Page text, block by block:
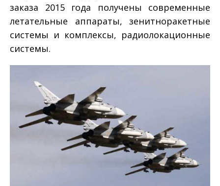
заказа 2015 года получены современные
летательные аппараты, зенитно­ракетные
системы и комплексы, радиолокационные
системы.